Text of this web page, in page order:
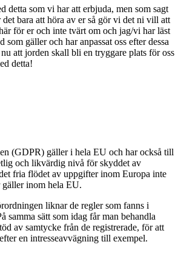
detta som vi har att erbjuda, men som sagt
det bara att höra av er så gör vi det ni vill att
för er och inte tvärt om och jag/vi har läst
gäller och har anpassat oss efter dessa
att jorden skall bli en tryggare plats för oss
detta!
(GDPR) gäller i hela EU och har också till
och likvärdig nivå för skyddet av
fria flödet av uppgifter inom Europa inte
gäller inom hela EU.
liknar de regler som fanns i
samma sätt som idag får man behandla
av samtycke från de registrerade, för att
en intresseavvägning till exempel.